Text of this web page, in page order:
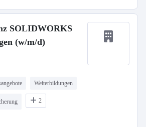
SOLIDWORKS
(w/m/d)
Weiterbildungen
2